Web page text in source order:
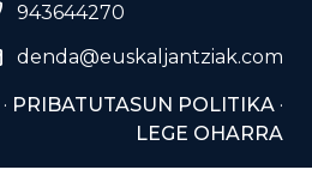
943644270
denda@euskaljantziak.com
· PRIBATUTASUN POLITIKA ·
LEGE OHARRA